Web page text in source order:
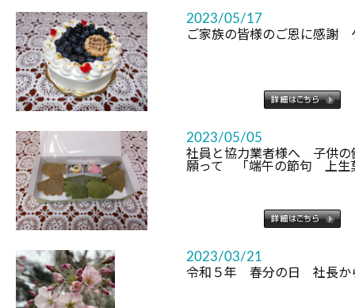
2023/05/17
ご家族の皆様のご恩に感謝
2023/05/05
社員と協力業者様へ 子供の
願って 「端午の節句 上
2023/03/21
令和５年 春分の日 社長か